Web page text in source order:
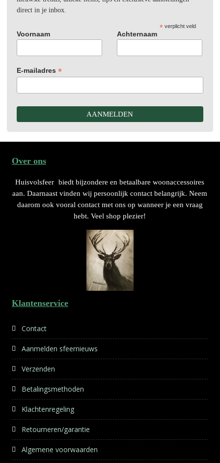
direct in je inbox.
*verplicht veld
Voornaam Achternaam
E-mailadres *
Over ons
Huisvolsfeer biedt bijzondere en betaalbare woonaccessoires
aan. Daarnaast vinden wij persoonlijk contact belangrijk. Neem
daarom ook vooral contact met ons op wanneer je een vraag
hebt. Veel shop plezier!
Klantenservice
Contact
Aanmelden sfeernieuws
Verzenden
Betalingsmethoden
Klachtenregeling
Retourneren/garantie
Algemene voorwaarden